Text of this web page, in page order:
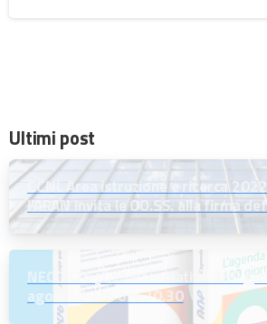
Ultimi post
CCNL Area istruzione e ricerca
l’ARAN invita le OO.SS. alla firma
NEODS26 | Call informativa ANP
agosto 2026 ore 20.30